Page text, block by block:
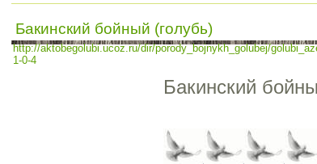
Бакинский бойный (голубь)
http://aktobegolubi.ucoz.ru/dir/porody_bojnykh_golubej/
1-0-4
Бакинский